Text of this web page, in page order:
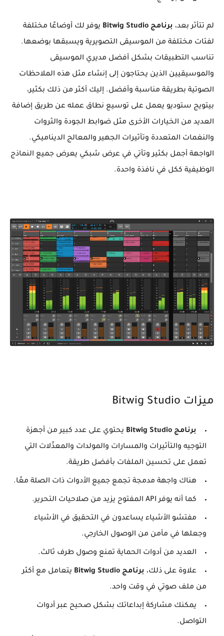
لم تتأثر بعد، برنامج Bitwig Studio
يوفر لك أوضاعًا مختلفة
لفئات مختلفة من الموسيقى التصويرية ويسبقها بوضعها.
تناسب التطبيقات بشكل أفضل مديري الموسيقى
والموسيقيين الذين يحتاجون إلى إنشاء مثل هذه الملاحظات
الصوتية بطريقة مناسبة وأفضل. إليك أكثر من ذلك بكثير،
بيتويج ستوديو يعمل على توسيع نطاق عمله عن طريق إضافة
العديد من الخيارات الأخرى مثل ضوابط الجودة والثروات
والنغمات المتعددة وتأثيرات الجهير والمعالج الديناميكي.
الواجهة أجمل بكثير وتأتي في عرض شبكي يعرض جميع النماذج
الوظيفية ككل في نافذة واحدة.
ميزات Bitwig Studio
برنامج Bitwig Studio
يحتوي على عدد كبير من أجهزة
التوجيه والتأثيرات والمسارات والمولدات والمعدِّلات التي
تعمل على تحسين الملفات بأفضل طريقة.
هناك واجهة مدمجة تجمع جميع الأدوات ذات الصلة معًا.
كما أنه يوفر API المفتوح يزيد من صلاحيات التحرير.
مفتشو الأشياء يساعدون في التحقيق في الأشياء
وجعلها في مأمن من الوصول الخارجي.
العديد من أدوات الحماية تمنع وصول طرف ثالث.
علاوة على ذلك، برنامج Bitwig Studio
يتعامل مع أكثر
من ملف صوتي في وقت واحد.
يمكنك مشاركة إبداعاتك بشكل صحيح عبر أدوات
التواصل.